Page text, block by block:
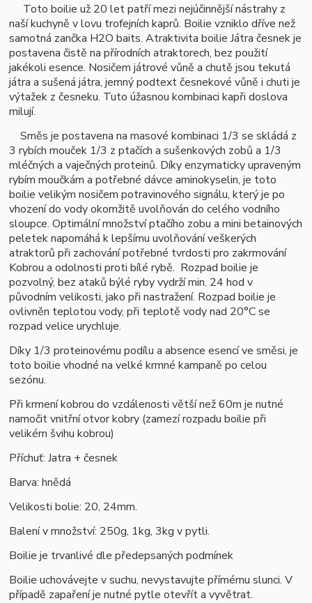
Toto boilie už 20 let patří mezi nejúčinnější nástrahy z
naší kuchyně v lovu trofejních kaprů. Boilie vzniklo dříve než
samotná zančka H2O baits. Atraktivita boilie Játra česnek je
postavena čistě na přírodních atraktorech, bez použití
jakékoli esence. Nosičem játrové vůně a chutě jsou tekutá
játra a sušená játra, jemný podtext česnekové vůně i chuti je
výtažek z česneku. Tuto úžasnou kombinaci kapři doslova
milují.
Směs je postavena na masové kombinaci 1/3 se skládá z
3 rybích mouček 1/3 z ptačích a sušenkových zobů a 1/3
mléčných a vaječných proteinů. Díky enzymaticky upraveným
rybím moučkám a potřebné dávce aminokyselin, je toto
boilie velikým nosičem potravinového signálu, který je po
vhození do vody okomžitě uvolňován do celého vodního
sloupce. Optimální množství ptačího zobu a mini betainových
peletek napomáhá k lepšímu uvolňování veškerých
atraktorů při zachování potřebné tvrdosti pro zakrmování
Kobrou a odolnosti proti bílé rybě. Rozpad boilie je
pozvolný, bez ataků býlé ryby vydrží min. 24 hod v
původním velikosti, jako při nastražení. Rozpad boilie je
ovlivněn teplotou vody, při teplotě vody nad 20°C se
rozpad velice urychluje.
Díky 1/3 proteinovému podílu a absence esencí ve směsi, je
toto boilie vhodné na velké krmné kampaně po celou
sezónu.
Při krmení kobrou do vzdálenosti větší než 60m je nutné
namočit vnitřní otvor kobry (zamezí rozpadu boilie při
velikém švihu kobrou)
Příchuť: Jatra + česnek
Barva: hnědá
Velikosti bolie: 20, 24mm.
Balení v množství: 250g, 1kg, 3kg v pytli.
Boilie je trvanlivé dle předepsaných podmínek
Boilie uchovávejte v suchu, nevystavujte přímému slunci. V
případě zapaření je nutné pytle otevřít a vyvětrat.